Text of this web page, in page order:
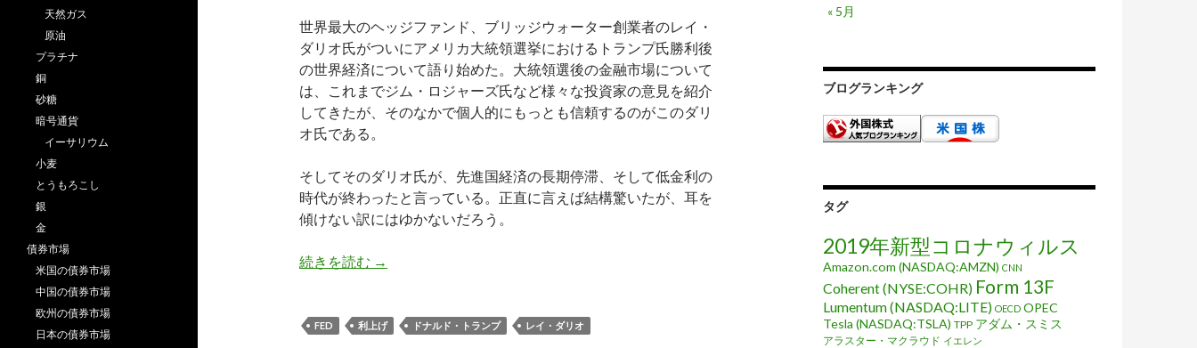
世界最大のヘッジファンド、ブリッジウォーター創業者のレイ・
ダリオ氏がついにアメリカ大統領選挙におけるトランプ氏勝利後
の世界経済について語り始めた。大統領選後の金融市場について
は、これまでジム・ロジャーズ氏など様々な投資家の意見を紹介
してきたが、そのなかで個人的にもっとも信頼するのがこのダリ
オ氏である。
そしてそのダリオ氏が、先進国経済の長期停滞、そして低金利の
時代が終わったと言っている。正直に言えば結構驚いたが、耳を
傾けない訳にはゆかないだろう。
続きを読む 世界最大のヘッジファンド: 長期停滞と低金利とグローバリズムはすべて終わった
→
FED 利上げ ドナルド・トランプ レイ・ダリオ
« 5月
ブログランキング
タグ
2019年新型コロナウィルス
Amazon.com (NASDAQ:AMZN) CNN
Coherent (NYSE:COHR) Form 13F
Lumentum (NASDAQ:LITE) OECD OPEC
Tesla (NASDAQ:TSLA) TPP アダム・スミス
アラスター・マクラウド イエレン
天然ガス
原油
プラチナ
銅
砂糖
暗号通貨
イーサリウム
小麦
とうもろこし
銀
金
債券市場
米国の債券市場
中国の債券市場
欧州の債券市場
日本の債券市場